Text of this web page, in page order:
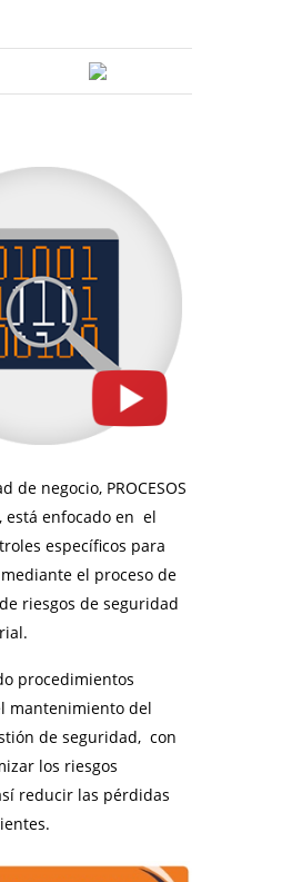
de negocio, PROCESOS
está enfocado en el
específicos para
el proceso de
riesgos de seguridad
procedimientos
mantenimiento del
de seguridad, con
los riesgos
reducir las pérdidas